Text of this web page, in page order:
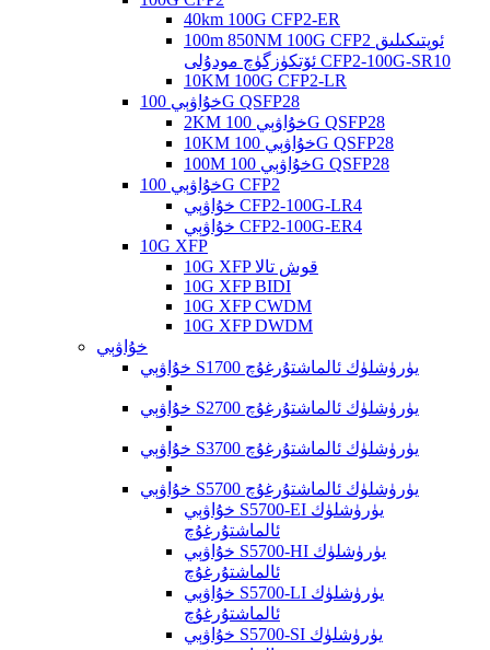
40km 100G CFP2-ER
100m 850NM 100G CFP2 ئوپتىكىلىق
ئۆتكۈزگۈچ مودۇلى CFP2-100G-SR10
10KM 100G CFP2-LR
خۇاۋېي 100G QSFP28
2KM خۇاۋېي 100G QSFP28
10KM خۇاۋېي 100G QSFP28
100M خۇاۋېي 100G QSFP28
خۇاۋېي 100G CFP2
خۇاۋېي CFP2-100G-LR4
خۇاۋېي CFP2-100G-ER4
10G XFP
10G XFP قوش تالا
10G XFP BIDI
10G XFP CWDM
10G XFP DWDM
خۇاۋېي
خۇاۋېي S1700 يۈرۈشلۈك ئالماشتۇرغۇچ
خۇاۋېي S2700 يۈرۈشلۈك ئالماشتۇرغۇچ
خۇاۋېي S3700 يۈرۈشلۈك ئالماشتۇرغۇچ
خۇاۋېي S5700 يۈرۈشلۈك ئالماشتۇرغۇچ
خۇاۋېي S5700-EI يۈرۈشلۈك
ئالماشتۇرغۇچ
خۇاۋېي S5700-HI يۈرۈشلۈك
ئالماشتۇرغۇچ
خۇاۋېي S5700-LI يۈرۈشلۈك
ئالماشتۇرغۇچ
خۇاۋېي S5700-SI يۈرۈشلۈك